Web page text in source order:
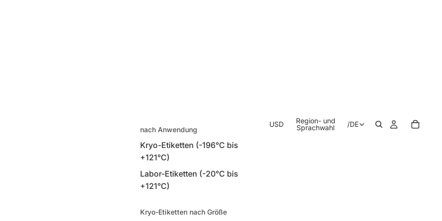
nach Anwendung
Kryo-Etiketten (-196°C bis
+121°C)
Labor-Etiketten (-20°C bis
+121°C)
Kryo-Etiketten nach Größe
USD
Region- und
Sprachwahl
/DE